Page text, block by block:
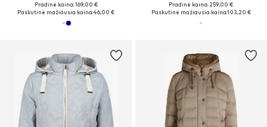
Pradinė kaina: 169,00 €
Paskutinė mažiausia kaina:46,00 €
Pradinė kaina: 259,00 €
Paskutinė mažiausia kaina:103,20 €